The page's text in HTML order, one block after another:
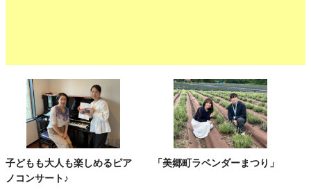
子どもも大人も楽しめるピア
ノコンサート♪
「美郷町ラベンダーまつり」